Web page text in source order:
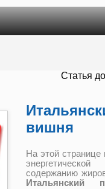
Cтатья
вишня
На этой
содержанию